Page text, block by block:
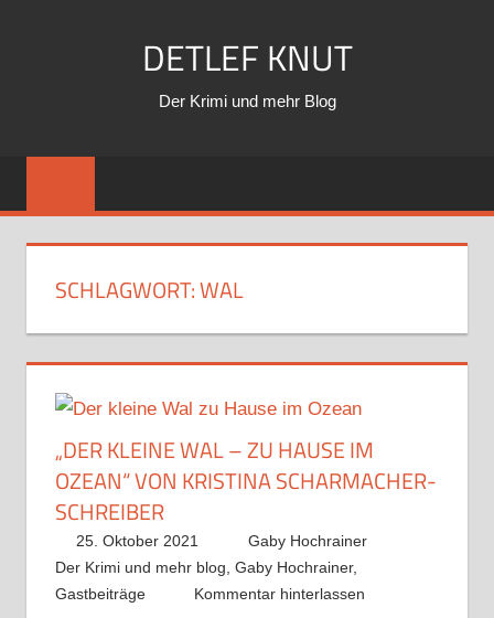
DETLEF KNUT
Der Krimi und mehr Blog
SCHLAGWORT:WAL
„DER KLEINE WAL – ZU HAUSE IM
OZEAN“ VON KRISTINA SCHARMACHER-
SCHREIBER
25. Oktober 2021
Gaby Hochrainer
Der Krimi und mehr blog Gaby Hochrainer,
Gastbeiträge
Kommentar hinterlassen